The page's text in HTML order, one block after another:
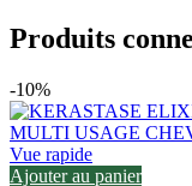
Produits
-10%
Vue rapide
Ajouter au panier